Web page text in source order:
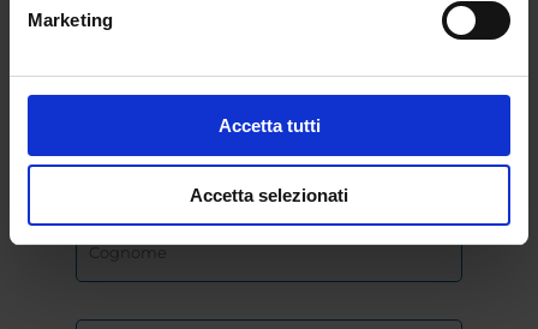
Marketing
Accetta tutti
Accetta selezionati